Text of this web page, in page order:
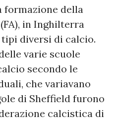
formazione della
in Inghilterra
diversi di calcio.
varie scuole
secondo le
che variavano
di Sheffield furono
calcistica di